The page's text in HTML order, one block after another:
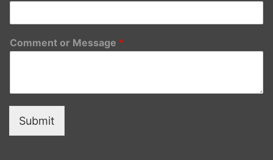
Comment or Message *
Submit